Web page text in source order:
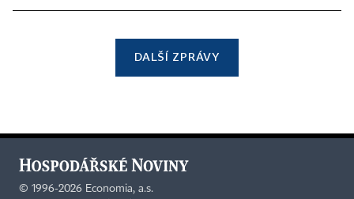
DALŠÍ ZPRÁVY
© 1996-2026 Economia, a.s.